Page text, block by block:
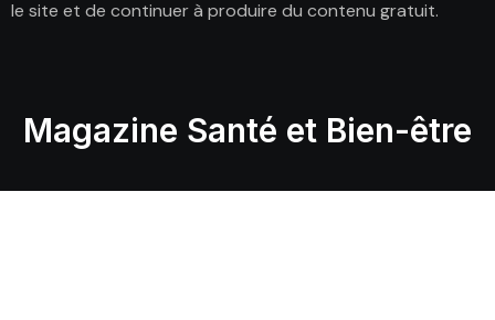
le site et de continuer à produire du contenu gratuit.
Magazine Santé et Bien-être